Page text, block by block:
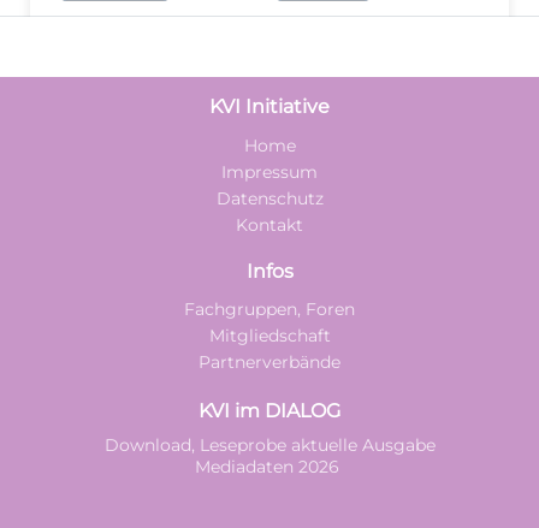
KVI Initiative
Home
Impressum
Datenschutz
Kontakt
Infos
Fachgruppen, Foren
Mitgliedschaft
Partnerverbände
KVI im DIALOG
Download, Leseprobe aktuelle Ausgabe
Mediadaten 2026